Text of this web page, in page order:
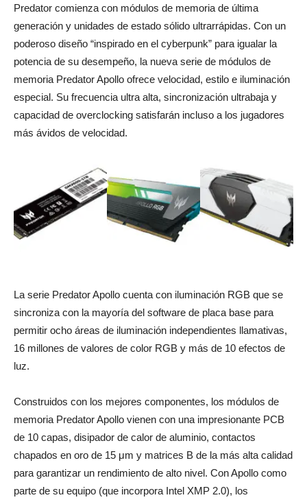
Predator comienza con módulos de memoria de última
generación y unidades de estado sólido ultrarrápidas. Con un
poderoso diseño “inspirado en el cyberpunk” para igualar la
potencia de su desempeño, la nueva serie de módulos de
memoria Predator Apollo ofrece velocidad, estilo e iluminación
especial. Su frecuencia ultra alta, sincronización ultrabaja y
capacidad de overclocking satisfarán incluso a los jugadores
más ávidos de velocidad.
La serie Predator Apollo cuenta con iluminación RGB que se
sincroniza con la mayoría del software de placa base para
permitir ocho áreas de iluminación independientes llamativas,
16 millones de valores de color RGB y más de 10 efectos de
luz.
Construidos con los mejores componentes, los módulos de
memoria Predator Apollo vienen con una impresionante PCB
de 10 capas, disipador de calor de aluminio, contactos
chapados en oro de 15 μm y matrices B de la más alta calidad
para garantizar un rendimiento de alto nivel. Con Apollo como
parte de su equipo (que incorpora Intel XMP 2.0), los